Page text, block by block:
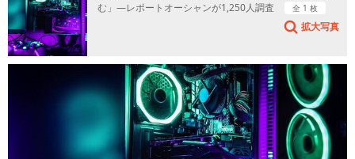
む」—レポートオーシャンが1,250人調査
全 1 枚
拡大写真